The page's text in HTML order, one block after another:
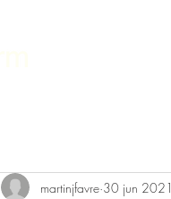
martinjfavre 30 jun 2021